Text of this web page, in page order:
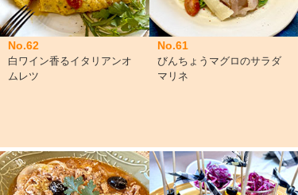
No.62
白ワイン香るイタリアンオ
ムレツ
No.61
びんちょうマグロのサラダ
マリネ